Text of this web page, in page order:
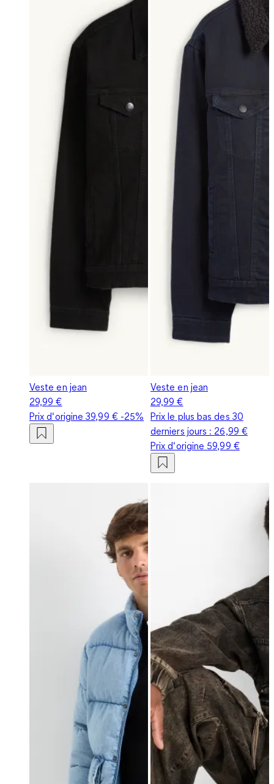
Veste en jean
29,99 €
Prix d‘origine39,99 €-25%
Veste en jean
29,99 €
Prix le plus bas des 30
derniers jours : 26,99 €
Prix d‘origine 59,99 €